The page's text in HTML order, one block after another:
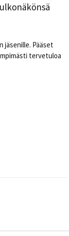
jäsenille. Pääset
tervetuloa